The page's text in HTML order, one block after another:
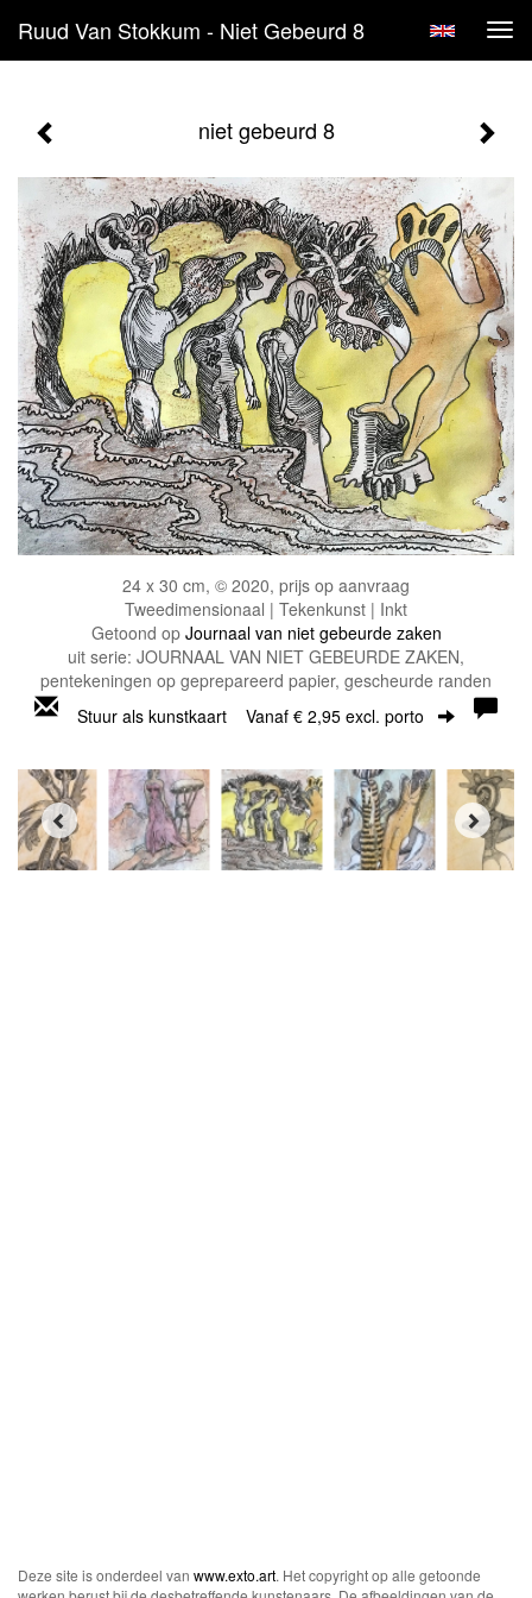
Ruud Van Stokkum - Niet Gebeurd 8
niet gebeurd 8
24 x 30 cm, © 2020, prijs op aanvraag
Tweedimensionaal | Tekenkunst | Inkt
Getoond op Journaal van niet gebeurde zaken
uit serie: JOURNAAL VAN NIET GEBEURDE ZAKEN,
pentekeningen op geprepareerd papier, gescheurde randen
Stuur als kunstkaart Vanaf € 2,95 excl. porto
Deze site is onderdeel van www.exto.art. Het copyright op alle getoonde